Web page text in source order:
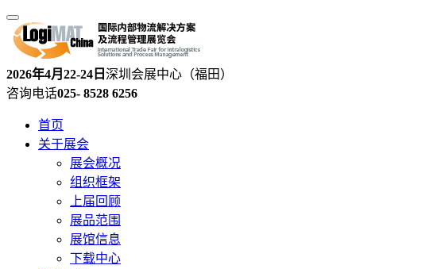
2026年4月22-24日 深圳会展中心（福田）
咨询电话025- 8528 6256
首页
关于展会
展会概况
组织框架
上届回顾
展品范围
展馆信息
下载中心